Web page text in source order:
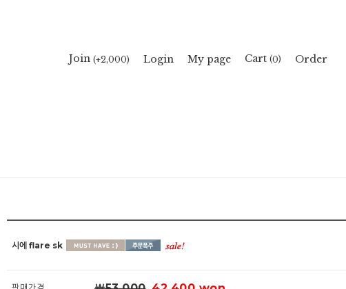
Join(+2,000) Login My page Cart(0) Order
시에 flare sk